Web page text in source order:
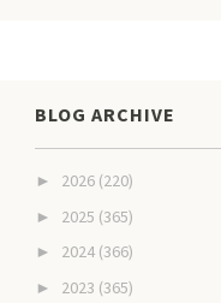
BLOG ARCHIVE
► 2026 (220)
► 2025 (365)
► 2024 (366)
► 2023 (365)